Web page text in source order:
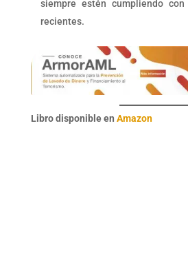
siempre estén cumpliendo
recientes.
Libro disponible en Amazon